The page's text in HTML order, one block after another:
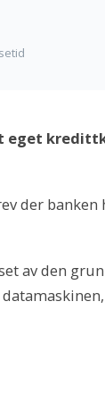
eget
der
av den